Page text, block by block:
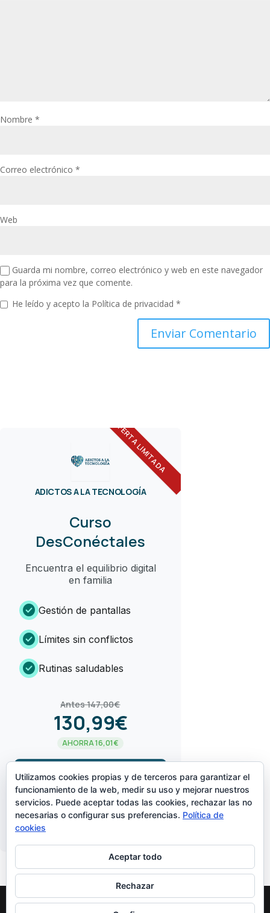
Nombre *
Correo electrónico *
Web
Guarda mi nombre, correo electrónico y web en este navegador
para la próxima vez que comente.
He leído y acepto la Política de privacidad *
OFERTA LIMITADA
ADICTOS A LA TECNOLOGÍA
Curso
DesConéctales
Encuentra el equilibrio digital
en familia
check_circle Gestión de pantallas
check_circle Límites sin conflictos
check_circle Rutinas saludables
Antes 147,00€
130,99€
AHORRA 16,01€
¡LO QUIERO!arrow_forward
CREADO POR
Utilizamos cookies propias y de terceros para garantizar el
funcionamiento de la web, medir su uso y mejorar nuestros
servicios. Puede aceptar todas las cookies, rechazar las no
necesarias o configurar sus preferencias. Política de
cookies
Aceptar todo
Rechazar